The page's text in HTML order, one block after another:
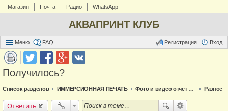
Магазин Почта Радио WhatsApp
АКВАПРИНТ КЛУБ
Меню FAQ Вход
Регистрация
Получилось?
Список разделов ИММЕРСИОННАЯ ПЕЧАТЬ Фото и видео отчёт по аквапечати Разное
Ответить